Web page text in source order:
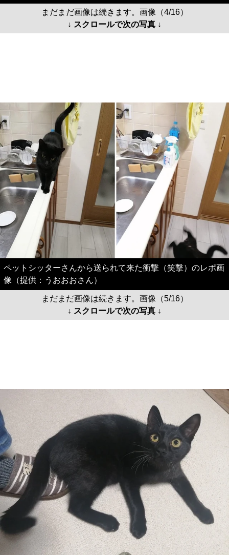
まだまだ画像は続きます。画像（4/16）
↓ スクロールで次の写真 ↓
ペットシッターさんから送られて来た衝撃（笑撃）のレポ画
像（提供：うおおおさん）
まだまだ画像は続きます。画像（5/16）
↓ スクロールで次の写真 ↓